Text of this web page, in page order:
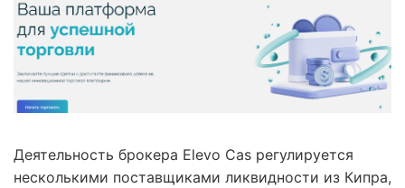
Деятельность брокера Elevo Cas регулируется
несколькими поставщиками ликвидности из Кипра,